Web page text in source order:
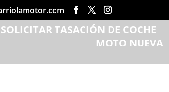
SOLICITAR TASACIÓN DE COCHE
MOTO NUEVA